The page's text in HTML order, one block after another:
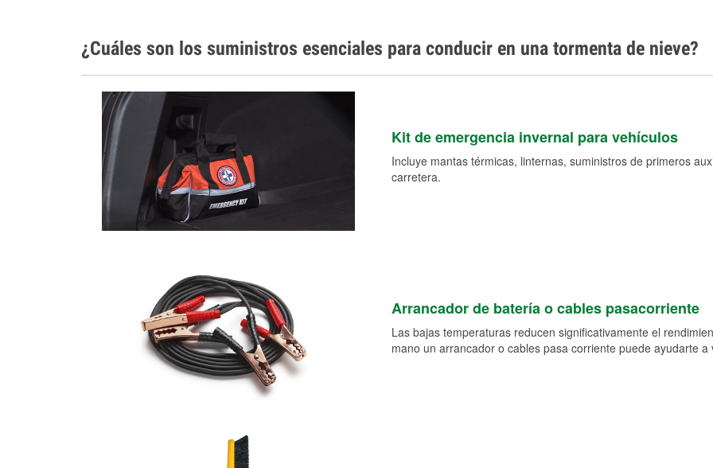
¿Cuáles son los suministros esenciales para conducir en una tormenta de nieve?
Kit de emergencia invernal para vehículos
Incluye mantas térmicas, linternas, suministros de primeros
carretera.
Arrancador de batería o cables pasacorriente
Las bajas temperaturas reducen significativamente el
mano un arrancador o cables pasa corriente puede ayudarte